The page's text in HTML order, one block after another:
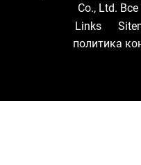
Co., Ltd.
Links
политика